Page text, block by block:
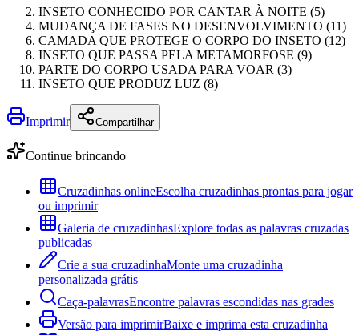
INSETO CONHECIDO POR CANTAR À NOITE (5)
MUDANÇA DE FASES NO DESENVOLVIMENTO (11)
CAMADA QUE PROTEGE O CORPO DO INSETO (12)
INSETO QUE PASSA PELA METAMORFOSE (9)
PARTE DO CORPO USADA PARA VOAR (3)
INSETO QUE PRODUZ LUZ (8)
Imprimir Compartilhar
Continue brincando
Cruzadinhas onlineEscolha cruzadinhas prontas para jogar
ou imprimir
Galeria de cruzadinhasExplore todas as palavras cruzadas
publicadas
Crie a sua cruzadinhaMonte uma cruzadinha
personalizada grátis
Caça-palavrasEncontre palavras escondidas nas grades
Versão para imprimirBaixe e imprima esta cruzadinha